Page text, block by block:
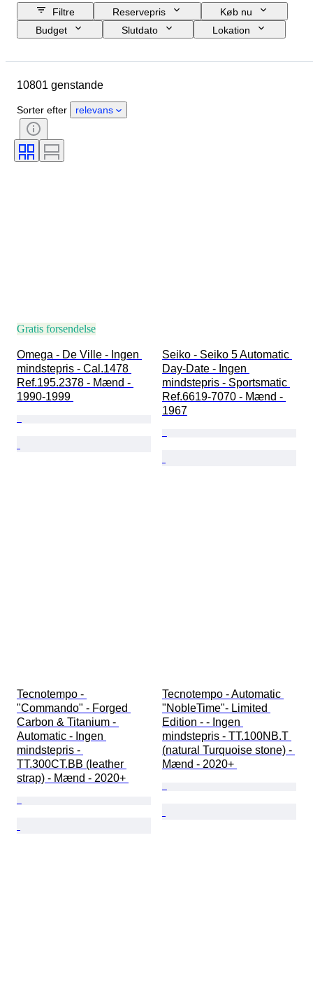
Filtre Reservepris
Køb nu
Budget
Slutdato
Lokation
Oprindelsesland
Tilstand
Ekstra tilbehør
Certificering
Udgave
10801 genstande
Sorter efter relevans
Gratis forsendelse
Omega - De Ville - Ingen
mindstepris - Cal.1478
Ref.195.2378 - Mænd -
1990-1999
Seiko - Seiko 5 Automatic
Day-Date - Ingen
mindstepris - Sportsmatic
Ref.6619-7070 - Mænd -
1967
Tecnotempo -
"Commando" - Forged
Carbon & Titanium -
Automatic - Ingen
mindstepris -
TT.300CT.BB (leather
strap) - Mænd - 2020+
Tecnotempo - Automatic
"NobleTime"- Limited
Edition - - Ingen
mindstepris - TT.100NB.T
(natural Turquoise stone) -
Mænd - 2020+